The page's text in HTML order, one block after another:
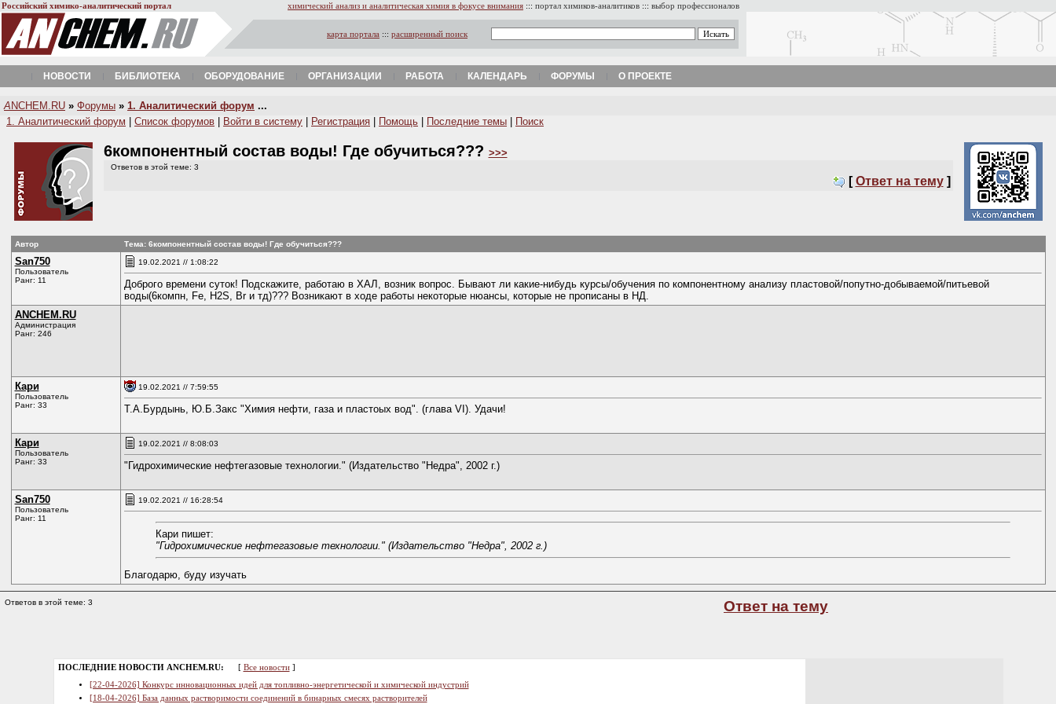
Российский химико-аналитический портал химический анализ и аналитическая химия в фокусе внимания ::: портал химиков-аналитиков ::: выбор профессионалов
карта портала ::: расширенный поиск
НОВОСТИ БИБЛИОТЕКА ОБОРУДОВАНИЕ ОРГАНИЗАЦИИ РАБОТА КАЛЕНДАРЬ ФОРУМЫ О ПРОЕКТЕ
A NCHEM.RU » Форумы » 1. Аналитический форум ...
1. Аналитический форум
Список форумов Войти в систему Регистрация Помощь Последние темы Поиск
6компонентный состав воды! Где обучиться??? >>>
Ответов в этой теме: 3
[ Ответ на тему ]
Автор Тема: 6компонентный состав воды! Где обучиться???
San750
Пользователь
Ранг: 11
19.02.2021 // 1:08:22
Доброго времени суток! Подскажите, работаю в ХАЛ, возник вопрос. Бывают ли какие-нибудь курсы/обучения по компонентному анализу пластовой/попутно-добываемой/питьевой
воды(6компн, Fe, H2S, Br и тд)??? Возникают в ходе работы некоторые нюансы, которые не прописаны в НД.
ANCHEM.RU
Администрация
Ранг: 246
Кари
Пользователь
Ранг: 33
19.02.2021 // 7:59:55
Т.А.Бурдынь, Ю.Б.Закс "Химия нефти, газа и пластоых вод". (глава VI). Удачи!
Кари
Пользователь
Ранг: 33
19.02.2021 // 8:08:03
"Гидрохимические нефтегазовые технологии." (Издательство "Недра", 2002 г.)
San750
Пользователь
Ранг: 11
19.02.2021 // 16:28:54
Кари пишет:
"Гидрохимические нефтегазовые технологии." (Издательство "Недра", 2002 г.)
Благодарю, буду изучать
Ответов в этой теме: 3 Ответ на тему
ПОСЛЕДНИЕ НОВОСТИ ANCHEM.RU: [ Все новости]
[22-04-2026] Конкурс инновационных идей для топливно-энергетической и химической индустрий
[18-04-2026] База данных растворимости соединений в бинарных смесях растворителей